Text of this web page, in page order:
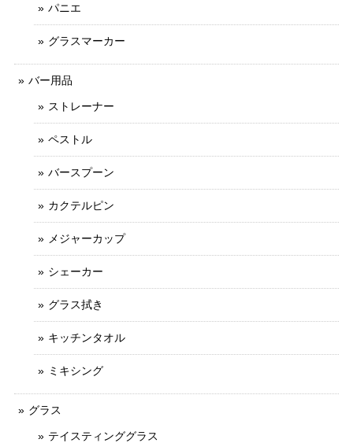
パニエ
グラスマーカー
バー用品
ストレーナー
ペストル
バースプーン
カクテルピン
メジャーカップ
シェーカー
グラス拭き
キッチンタオル
ミキシング
グラス
テイスティンググラス